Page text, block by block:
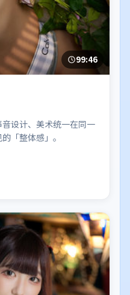
99:46
设计、美术统一在同一
「整体感」。